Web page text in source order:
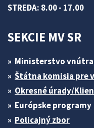
STREDA: 8.00 - 17.00
SEKCIE MV SR
Ministerstvo vnútra
Štátna komisia pre
Okresné úrady/
Európske programy
Policajný zbor